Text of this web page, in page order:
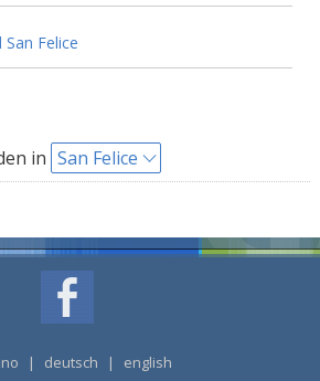
Felice
in San Felice
| deutsch | english